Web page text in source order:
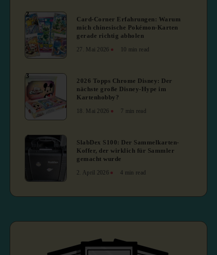
2
Card-Corner Erfahrungen: Warum
mich chinesische Pokémon-Karten
gerade richtig abholen
27. Mai 2026 10 min read
3
2026 Topps Chrome Disney: Der
nächste große Disney-Hype im
Kartenhobby?
18. Mai 2026 7 min read
4
SlabDex S100: Der Sammelkarten-
Koffer, der wirklich für Sammler
gemacht wurde
2. April 2026 4 min read